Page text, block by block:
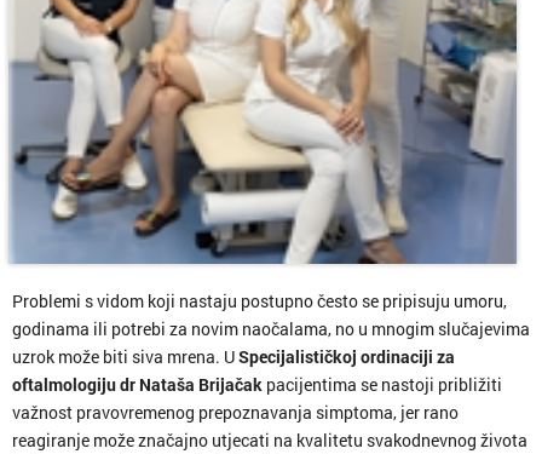
Problemi s vidom koji nastaju postupno često se pripisuju umoru,
godinama ili potrebi za novim naočalama, no u mnogim slučajevima
uzrok može biti siva mrena. USpecijalističkoj ordinaciji za
oftalmologiju dr Nataša Brijačak pacijentima se nastoji približiti
važnost pravovremenog prepoznavanja simptoma, jer rano
reagiranje može značajno utjecati na kvalitetu svakodnevnog života